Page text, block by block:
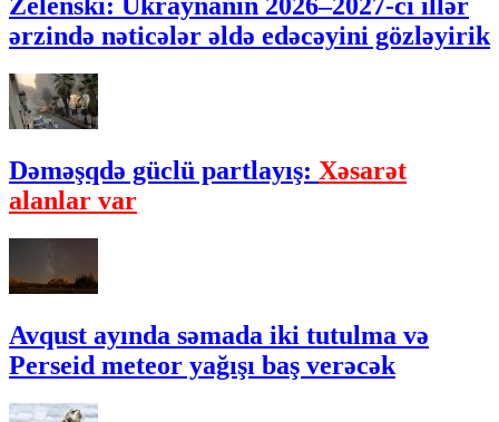
Zelenski: Ukraynanın 2026–2027-ci illər
ərzində nəticələr əldə edəcəyini gözləyirik
Dəməşqdə güclü partlayış: Xəsarət
alanlar var
Avqust ayında səmada iki tutulma və
Perseid meteor yağışı baş verəcək